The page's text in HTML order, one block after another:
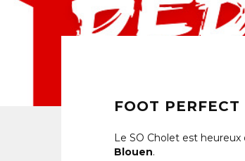
FOOT
Le SO Cholet est
Blouen.